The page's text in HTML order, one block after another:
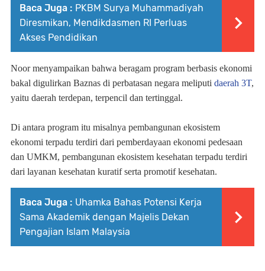
Baca Juga : PKBM Surya Muhammadiyah
Diresmikan, Mendikdasmen RI Perluas
Akses Pendidikan
Noor menyampaikan bahwa beragam program berbasis ekonomi
bakal digulirkan Baznas di perbatasan negara meliputi daerah 3T,
yaitu daerah terdepan, terpencil dan tertinggal.
Di antara program itu misalnya pembangunan ekosistem
ekonomi terpadu terdiri dari pemberdayaan ekonomi pedesaan
dan UMKM, pembangunan ekosistem kesehatan terpadu terdiri
dari layanan kesehatan kuratif serta promotif kesehatan.
Baca Juga : Uhamka Bahas Potensi Kerja
Sama Akademik dengan Majelis Dekan
Pengajian Islam Malaysia